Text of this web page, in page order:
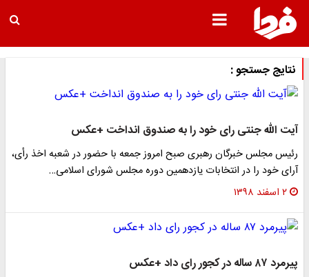
نتایج جستجو :
آیت الله جنتی رای خود را به صندوق انداخت +عکس
رئیس مجلس خبرگان رهبری صبح امروز جمعه با حضور در شعبه اخذ رأی،
آرای خود را در انتخابات یازدهمین دوره مجلس شورای اسلامی…
۲ اسفند ۱۳۹۸
پیرمرد ۸۷ ساله در کجور رای داد +عکس